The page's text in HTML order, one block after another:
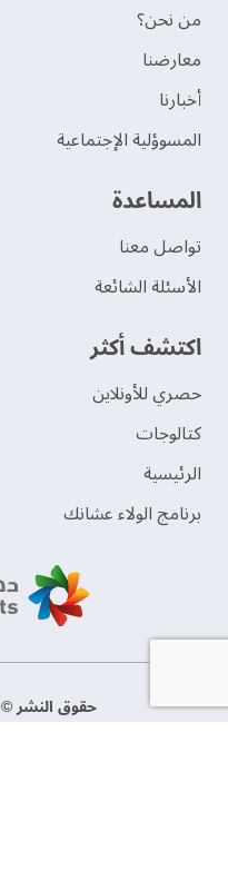
من نحن؟
‫معارضنا‬
‫أخبارنا‬
المسوؤلية الإجتماعية
‫المساعدة‬
تواصل معنا
الأسئلة الشائعة
اكتشف أكثر
حصري للأونلاين
‫كتالوجات‬
الرئيسية
برنامج الولاء عشانك
حقوق النشر © 2026 دهانات الجزيرة